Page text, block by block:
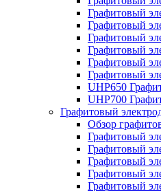
Графитовый
Графитовый
Графитовый
Графитовый
Графитовый
Графитовый
UHP650
UHP700
Графитовый
Обзор
Графитовый
Графитовый
Графитовый
Графитовый
Графитовый